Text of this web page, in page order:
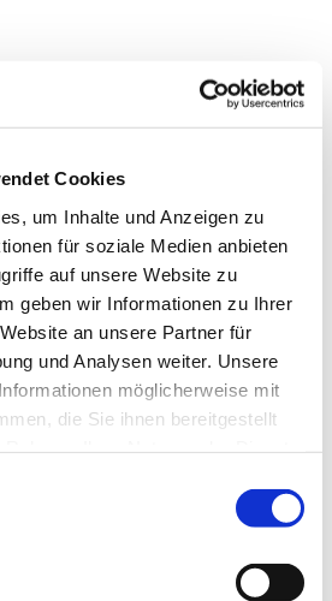
Cookies
um Inhalte und Anzeigen zu
für soziale Medien anbieten
auf unsere Website zu
geben wir Informationen zu Ihrer
an unsere Partner für
und Analysen weiter. Unsere
möglicherweise mit
die Sie ihnen bereitgestellt